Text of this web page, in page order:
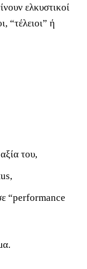
ελκυστικοί
“τέλειοι” ή
του,
“performance